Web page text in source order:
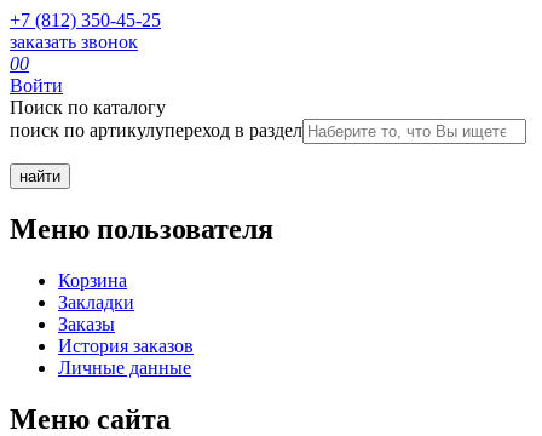
+7 (812) 350-45-25
заказать звонок
00
Войти
Поиск по каталогу
поиск по артикулупереход в раздел
Меню пользователя
Корзина
Закладки
Заказы
История заказов
Личные данные
Меню сайта